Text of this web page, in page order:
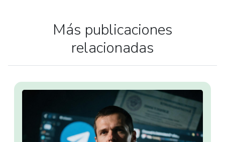
Más publicaciones
relacionadas